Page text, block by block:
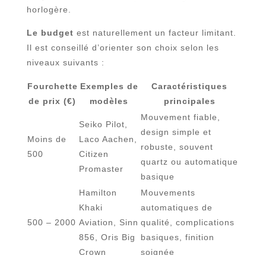
horlogère.
Le budget est naturellement un facteur limitant.
Il est conseillé d’orienter son choix selon les
niveaux suivants :
Fourchette
de prix (€)
Exemples de
modèles
Caractéristiques
principales
Moins de
500
Seiko Pilot,
Laco Aachen,
Citizen
Promaster
Mouvement fiable,
design simple et
robuste, souvent
quartz ou automatique
basique
500 – 2000
Hamilton
Khaki
Aviation, Sinn
856, Oris Big
Crown
Mouvements
automatiques de
qualité, complications
basiques, finition
soignée